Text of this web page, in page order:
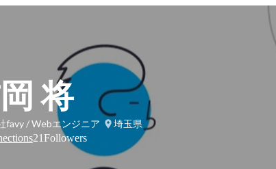
将
favy / Webエンジニア
埼玉県
21Followers